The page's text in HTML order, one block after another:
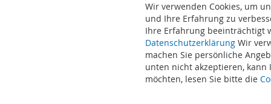
Bestellungen und Rücksendungen
Wir verwenden Cookies, um
und Ihre Erfahrung zu
Ihre Erfahrung beeinträchtigt
Datenschutzerklärung Wir
machen Sie persönliche
unten nicht akzeptieren,
möchten, lesen Sie bitte die